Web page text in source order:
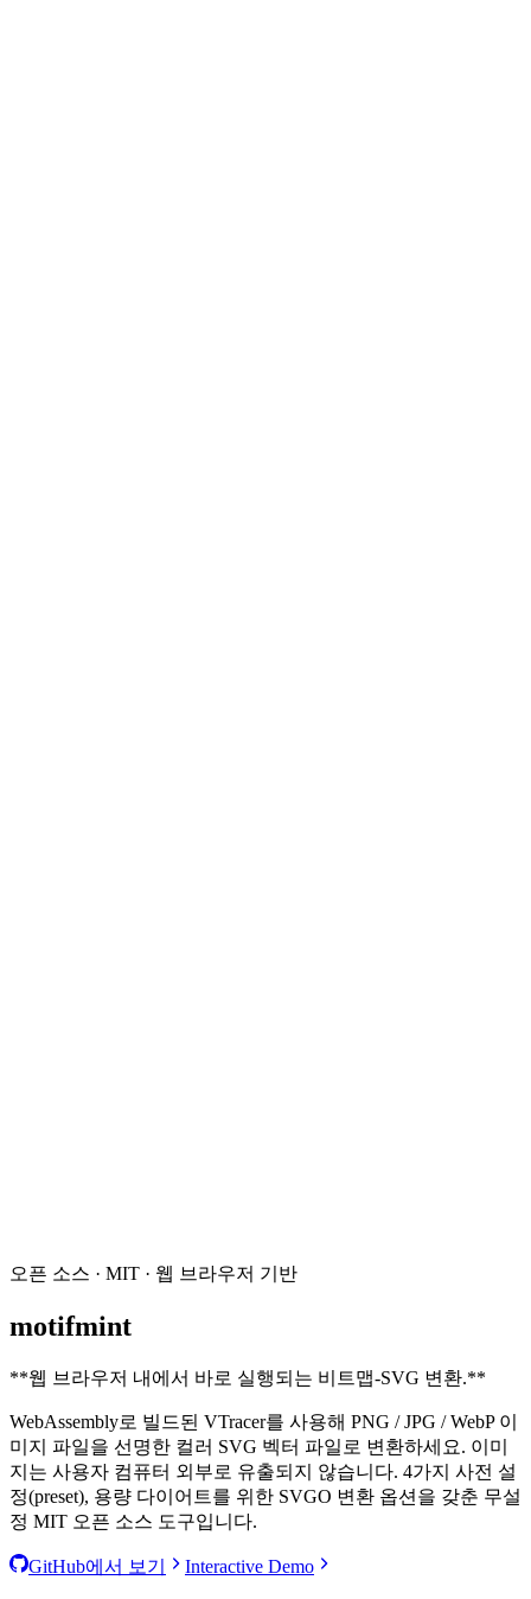
오픈 소스 · MIT · 웹 브라우저 기반
motifmint
**웹 브라우저 내에서 바로 실행되는 비트맵-SVG 변환.**
WebAssembly로 빌드된 VTracer를 사용해 PNG / JPG / WebP 이
미지 파일을 선명한 컬러 SVG 벡터 파일로 변환하세요. 이미
지는 사용자 컴퓨터 외부로 유출되지 않습니다. 4가지 사전 설
정(preset), 용량 다이어트를 위한 SVGO 변환 옵션을 갖춘 무설
정 MIT 오픈 소스 도구입니다.
GitHub에서 보기 Interactive Demo